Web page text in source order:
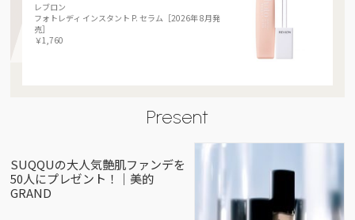
レブロン
フォトレディ インスタント P. セラム［2026年 8月発
売］
￥1,760
Present
SUQQUの大人気艶肌ファンデを
50人にプレゼント！｜美的
GRAND